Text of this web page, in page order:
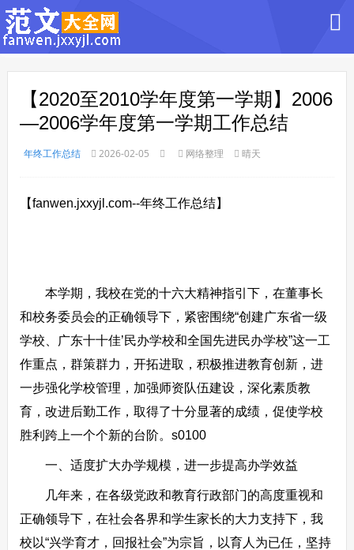
【2020至2010学年度第一学期】2006
—2006学年度第一学期工作总结
年终工作总结 2026-02-05 网络整理 晴天
【fanwen.jxxyjl.com--年终工作总结】
本学期，我校在党的十六大精神指引下，在董事长
和校务委员会的正确领导下，紧密围绕“创建广东省一级
学校、广东十十佳’民办学校和全国先进民办学校”这一工
作重点，群策群力，开拓进取，积极推进教育创新，进
一步强化学校管理，加强师资队伍建设，深化素质教
育，改进后勤工作，取得了十分显著的成绩，促使学校
胜利跨上一个个新的台阶。s0100
一、适度扩大办学规模，进一步提高办学效益
几年来，在各级党政和教育行政部门的高度重视和
正确领导下，在社会各界和学生家长的大力支持下，我
校以“兴学育才，回报社会”为宗旨，以育人为已任，坚持